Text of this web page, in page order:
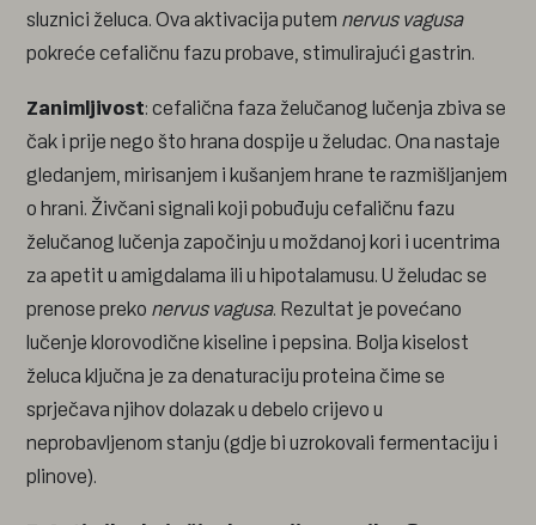
sluznici želuca. Ova aktivacija putem nervus vagusa
pokreće cefaličnu fazu probave, stimulirajući gastrin.
Zanimljivost: cefalična faza želučanog lučenja zbiva se
čak i prije nego što hrana dospije u želudac. Ona nastaje
gledanjem, mirisanjem i kušanjem hrane te razmišljanjem
o hrani. Živčani signali koji pobuđuju cefaličnu fazu
želučanog lučenja započinju u moždanoj kori i ucentrima
za apetit u amigdalama ili u hipotalamusu. U želudac se
prenose preko nervus vagusa. Rezultat je povećano
lučenje klorovodične kiseline i pepsina. Bolja kiselost
želuca ključna je za denaturaciju proteina čime se
sprječava njihov dolazak u debelo crijevo u
neprobavljenom stanju (gdje bi uzrokovali fermentaciju i
plinove).